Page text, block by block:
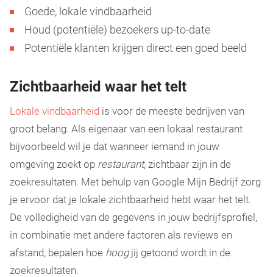
Goede, lokale vindbaarheid
Houd (potentiële) bezoekers up-to-date
Potentiële klanten krijgen direct een goed beeld
Zichtbaarheid waar het telt
Lokale vindbaarheid is voor de meeste bedrijven van
groot belang. Als eigenaar van een lokaal restaurant
bijvoorbeeld wil je dat wanneer iemand in jouw
omgeving zoekt op restaurant, zichtbaar zijn in de
zoekresultaten. Met behulp van Google Mijn Bedrijf zorg
je ervoor dat je lokale zichtbaarheid hebt waar het telt.
De volledigheid van de gegevens in jouw bedrijfsprofiel,
in combinatie met andere factoren als reviews en
afstand, bepalen hoe hoogjij getoond wordt in de
zoekresultaten.